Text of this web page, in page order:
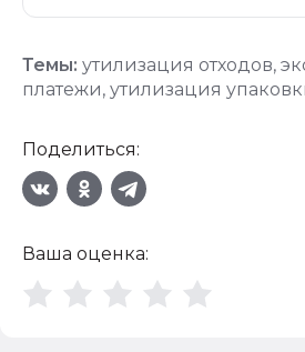
Темы: утилизация отходов,
платежи, утилизация
Поделиться:
Ваша оценка: